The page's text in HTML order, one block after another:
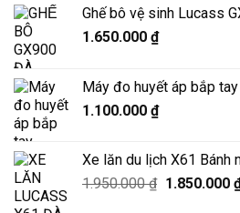
Ghế bô vệ sinh Lucass
1.650.000 ₫
Máy đo huyết áp bắp
1.100.000 ₫
Xe lăn du lịch X61 Bánh
1.950.000₫ Giá
1.850.000